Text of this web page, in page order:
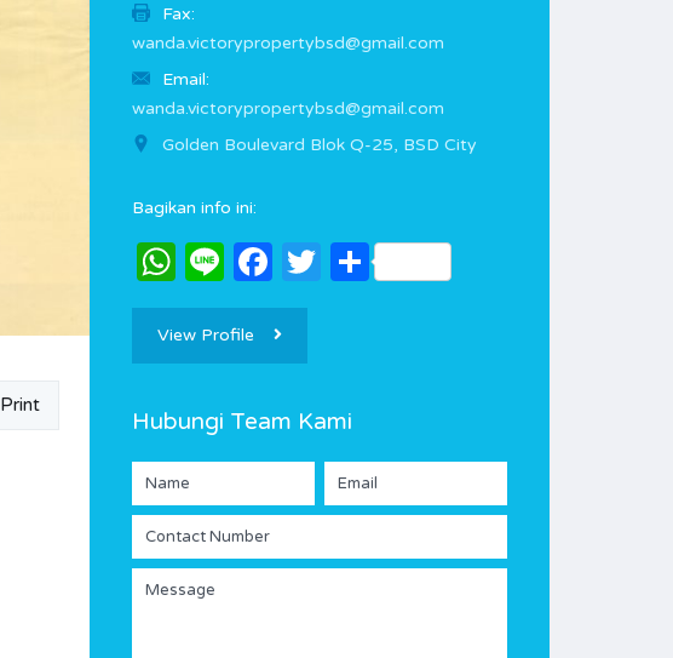
Print
Fax:
wanda.victorypropertybsd@gmail.com
Email:
wanda.victorypropertybsd@gmail.com
Golden Boulevard Blok Q-25, BSD City
Bagikan info ini:
WhatsApp
LineFacebook
Twitter
Share
View Profile
Hubungi Team Kami